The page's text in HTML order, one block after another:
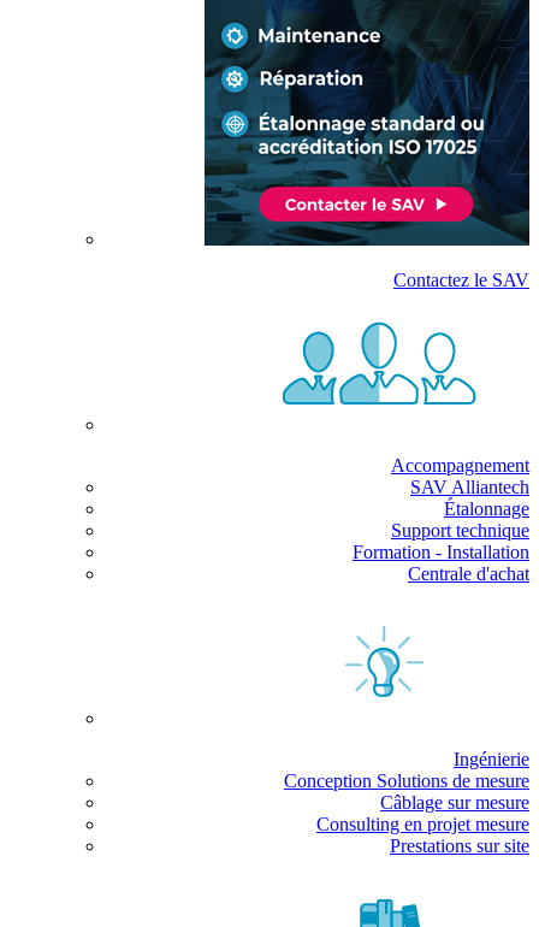
Contactez le SAV
Accompagnement
SAV Alliantech
Étalonnage
Support technique
Formation - Installation
Centrale d'achat
Ingénierie
Conception Solutions de mesure
Câblage sur mesure
Consulting en projet mesure
Prestations sur site